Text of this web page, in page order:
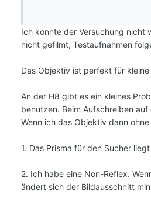
Dieter
Arco Tele.mp8.53 M·
Ich konnte der Versuchung nicht
nicht gefilmt, Testaufnahmen
Das Objektiv ist perfekt für
An der H8 gibt es ein kleines
benutzen. Beim Aufschreiben
Wenn ich das Objektiv dann
1. Das Prisma für den Sucher
2. Ich habe eine Non-Reflex.
ändert sich der Bildausschnitt